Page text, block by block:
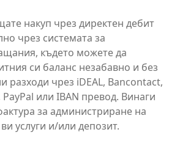
накуп чрез директен дебит
чрез системата за
където можете да
си баланс незабавно и без
разходи чрез iDEAL, Bancontact,
или IBAN превод. Винаги
за администриране на
услуги и/или депозит.